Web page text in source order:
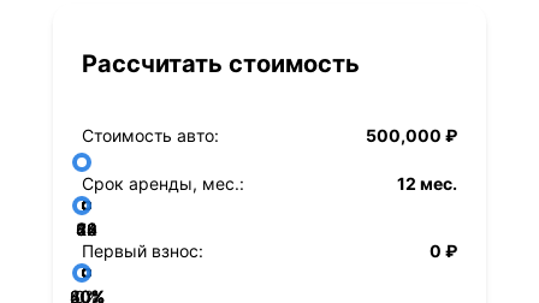
Рассчитать стоимость
Стоимость авто: 500,000 ₽
Срок аренды, мес.: 12 мес.
12
24
36
48
60
72
84
Первый взнос:
0 ₽
0%
20%
40%
60%
80%